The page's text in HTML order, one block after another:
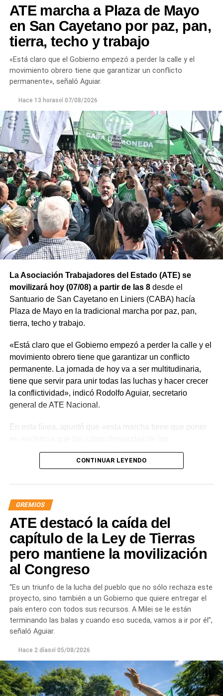
ATE marcha a Plaza de Mayo
en San Cayetano por paz, pan,
tierra, techo y trabajo
«Está claro que el Gobierno empezó a perder la calle y el
movimiento obrero tiene que garantizar un conflicto
permanente», señaló Aguiar.
Hace 13 horasel 07/08/2026
La Asociación Trabajadores del Estado (ATE) se
movilizará hoy (07/08) a partir de las 8desde el
Santuario de San Cayetano en Liniers (CABA) hacía
Plaza de Mayo en la tradicional marcha por paz, pan,
tierra, techo y trabajo.
«Está claro que el Gobierno empezó a perder la calle y el
movimiento obrero tiene que garantizar un conflicto
permanente. La jornada de hoy va a ser multitudinaria,
tiene que servir para unir todas las luchas y hacer crecer
la conflictividad», indicó Rodolfo Aguiar, secretario
general de ATE Nacional.
En esta línea, apuntó que «esta marcha tiene que poner
trabajadores, jubilados y los sectores populares no
encuentran respuestas, y que el gobierno es el exclusivo
mayoría de la sociedad».
«Lo demuestran las encuestas, a Milei se le están
terminando las balas. Tiene que saber que empezamos a
ir por él», sentenció Aguiar.
Las movilizaciones además se replicarán en todas las
provincias en el marco de la Jornada Nacional de
dispuesta por el sindicato estatal en reclamo por
«reapertura de paritarias y urgente recomposición salarial
y de jubilaciones; rechazo al vaciamiento de los
organismos públicos; pase a planta permanente de todas
las y los trabajadores precarizados; rechazo a las
todas las y los trabajadores despedidos; restitución de los
fondos adeudados a las provincias y FGS de la ANSES; y
rechazo a la armonización de las Cajas Previsionales
Provinciales».
CONTINUAR LEYENDO
GREMIOS
ATE destacó la caída del
capítulo de la Ley de Tierras
pero mantiene la movilización
al Congreso
“Es un triunfo de la lucha del pueblo que no sólo rechaza este
proyecto, sino también a un Gobierno que quiere entregar el
país entero con todos sus recursos. A Milei se le están
terminando las balas y cuando eso suceda, vamos a ir por él”,
señaló Aguiar.
Hace 2 díasel 05/08/2026